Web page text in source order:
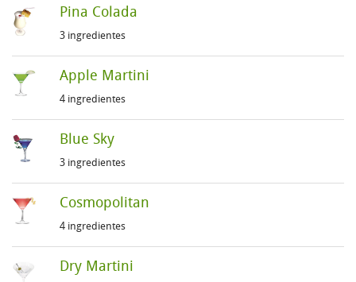
Pina Colada
3 ingredientes
Apple Martini
4 ingredientes
Blue Sky
3 ingredientes
Cosmopolitan
4 ingredientes
Dry Martini